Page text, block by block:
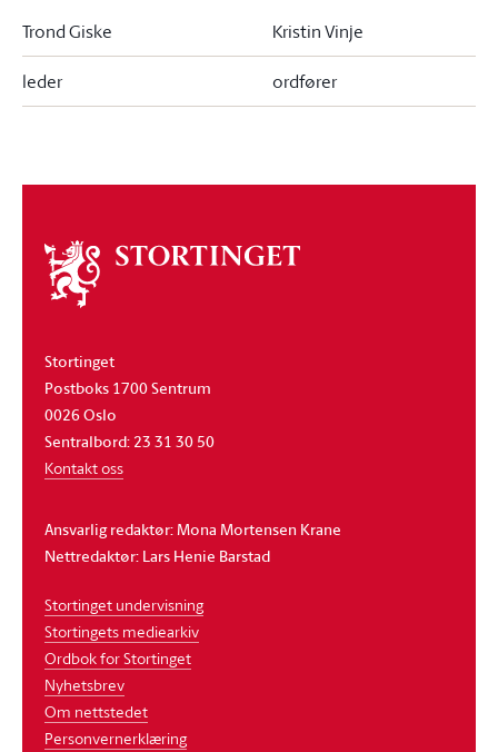
Trond Giske Kristin Vinje
leder ordfører
Om
stortinget
Stortinget
Postboks 1700 Sentrum
0026 Oslo
Sentralbord: 23 31 30 50
Kontakt oss
Ansvarlig redaktør: Mona Mortensen Krane
Nettredaktør: Lars Henie Barstad
Stortinget undervisning
Stortingets mediearkiv
Ordbok for Stortinget
Nyhetsbrev
Om nettstedet
Personvernerklæring